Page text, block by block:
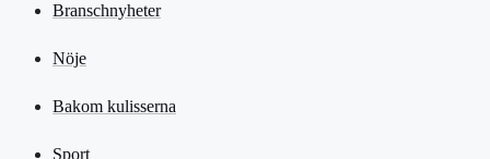
Branschnyheter
Nöje
Bakom kulisserna
Sport